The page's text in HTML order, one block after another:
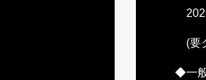
(要
◆一